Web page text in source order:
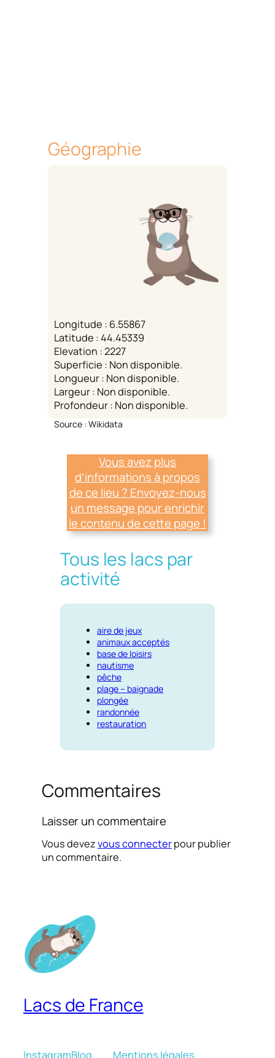
Géographie
Longitude : 6.55867
Latitude : 44.45339
Elevation : 2227
Superficie : Non disponible.
Longueur : Non disponible.
Largeur : Non disponible.
Profondeur : Non disponible.
Source : Wikidata
Vous avez plus
d’informations à propos
de ce lieu ? Envoyez-nous
un message pour enrichir
le contenu de cette page !
Tous les lacs par
activité
aire de jeux
animaux acceptés
base de loisirs
nautisme
pêche
plage – baignade
plongée
randonnée
restauration
Commentaires
Laisser un commentaire
Vous devezvous connecterpour publier
un commentaire.
Lacs de France
InstagramBlog Mentions légales